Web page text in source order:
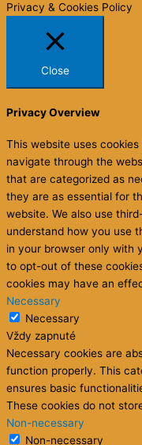
Privacy & Cookies Policy
Close
Privacy Overview
This website uses
navigate through the
that are categorized as
they are as essential for
website. We also use
understand how you use
in your browser only with
to opt-out of these
cookies may have an
Necessary
Necessary
Vždy zapnuté
Necessary cookies are
function properly. This
ensures basic
These cookies do not
Non-necessary
Non-necessary